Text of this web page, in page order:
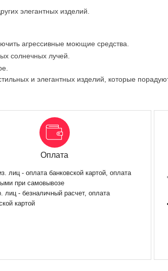
элегантных изделий.
агрессивные моющие средства.
солнечных лучей.
и элегантных изделий, которые
Оплата
лиц - оплата банковской картой, оплата
при самовывозе
лиц - безналичный расчет, оплата
картой